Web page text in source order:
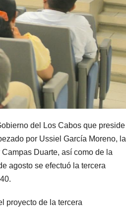
del Los Cabos que preside
por Ussiel García Moreno, la
Duarte, así como de la
agosto se efectuó la tercera
proyecto de la tercera